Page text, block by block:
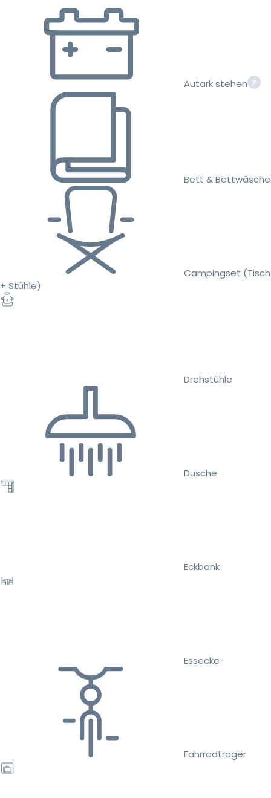
Autark stehen
Bett & Bettwäsche
Campingset (Tisch
+ Stühle)
Drehstühle
Dusche
Eckbank
Essecke
Fahrradträger